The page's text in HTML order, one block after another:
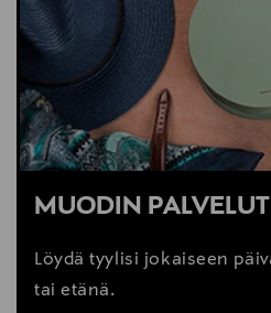
MUODIN PALVELUT
Löydä tyylisi jokaiseen
tai etänä.